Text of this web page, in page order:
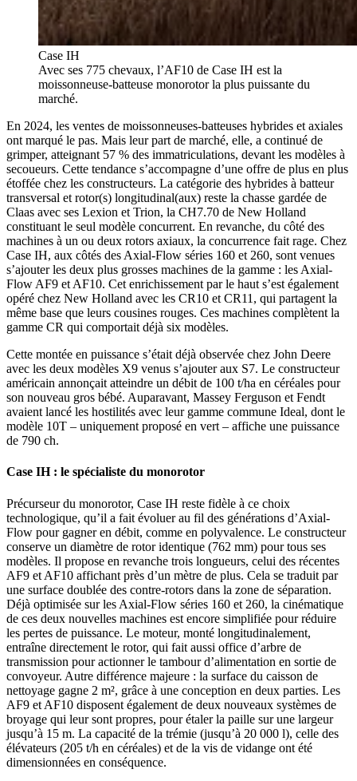
Case IH
Avec ses 775 chevaux, l’AF10 de Case IH est la
moissonneuse-batteuse monorotor la plus puissante du
marché.
En 2024, les ventes de moissonneuses-batteuses hybrides et axiales
ont marqué le pas. Mais leur part de marché, elle, a continué de
grimper, atteignant 57 % des immatriculations, devant les modèles à
secoueurs. Cette tendance s’accompagne d’une offre de plus en plus
étoffée chez les constructeurs. La catégorie des hybrides à batteur
transversal et rotor(s) longitudinal(aux) reste la chasse gardée de
Claas avec ses Lexion et Trion, la CH7.70 de New Holland
constituant le seul modèle concurrent. En revanche, du côté des
machines à un ou deux rotors axiaux, la concurrence fait rage. Chez
Case IH, aux côtés des Axial-Flow séries 160 et 260, sont venues
s’ajouter les deux plus grosses machines de la gamme : les Axial-
Flow AF9 et AF10. Cet enrichissement par le haut s’est également
opéré chez New Holland avec les CR10 et CR11, qui partagent la
même base que leurs cousines rouges. Ces machines complètent la
gamme CR qui comportait déjà six modèles.
Cette montée en puissance s’était déjà observée chez John Deere
avec les deux modèles X9 venus s’ajouter aux S7. Le constructeur
américain annonçait atteindre un débit de 100 t/ha en céréales pour
son nouveau gros bébé. Auparavant, Massey Ferguson et Fendt
avaient lancé les hostilités avec leur gamme commune Ideal, dont le
modèle 10T – uniquement proposé en vert – affiche une puissance
de 790 ch.
Case IH : le spécialiste du monorotor
Précurseur du monorotor, Case IH reste fidèle à ce choix
technologique, qu’il a fait évoluer au fil des générations d’Axial-
Flow pour gagner en débit, comme en polyvalence. Le constructeur
conserve un diamètre de rotor identique (762 mm) pour tous ses
modèles. Il propose en revanche trois longueurs, celui des récentes
AF9 et AF10 affichant près d’un mètre de plus. Cela se traduit par
une surface doublée des contre-rotors dans la zone de séparation.
Déjà optimisée sur les Axial-Flow séries 160 et 260, la cinématique
de ces deux nouvelles machines est encore simplifiée pour réduire
les pertes de puissance. Le moteur, monté longitudinalement,
entraîne directement le rotor, qui fait aussi office d’arbre de
transmission pour actionner le tambour d’alimentation en sortie de
convoyeur. Autre différence majeure : la surface du caisson de
nettoyage gagne 2 m², grâce à une conception en deux parties. Les
AF9 et AF10 disposent également de deux nouveaux systèmes de
broyage qui leur sont propres, pour étaler la paille sur une largeur
jusqu’à 15 m. La capacité de la trémie (jusqu’à 20 000 l), celle des
élévateurs (205 t/h en céréales) et de la vis de vidange ont été
dimensionnées en conséquence.